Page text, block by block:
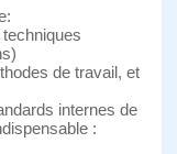
de travail, et
internes de
: